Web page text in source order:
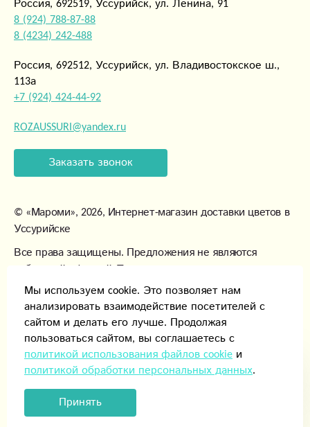
Россия, 692519, Уссурийск, ул. Ленина, 91
8 (924) 788-87-88
8 (4234) 242-488
Россия, 692512, Уссурийск, ул. Владивостокское ш.,
113а
+7 (924) 424-44-92
ROZAUSSURI@yandex.ru
Заказать звонок
© «Мароми», 2026, Интернет-магазин доставки цветов в
Уссурийске
Все права защищены. Предложения не являются
публичной офертой. Товары могут незначительно
отличаться от фотографий.
Способы оплаты
Мы используем cookie. Это позволяет нам
анализировать взаимодействие посетителей с
сайтом и делать его лучше. Продолжая
пользоваться сайтом, вы соглашаетесь с
политикой использования файлов cookie и
политикой обработки персональных данных.
Принять